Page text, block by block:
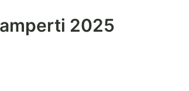
2025